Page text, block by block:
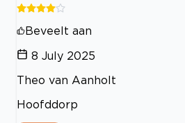
Beveelt aan
8 July 2025
Theo van Aanholt
Hoofddorp